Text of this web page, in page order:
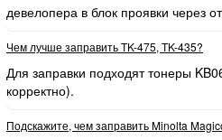
девелопера в блок проявки через
Чем лучше заправить TK-475, TK-435?
Для заправки подходят тонеры
корректно).
Подскажите, чем заправить Minolta